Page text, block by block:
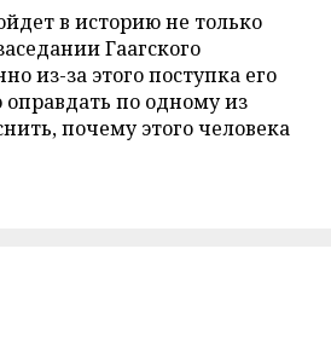
в историю не только
Гаагского
из-за этого поступка его
по одному из
почему этого человека